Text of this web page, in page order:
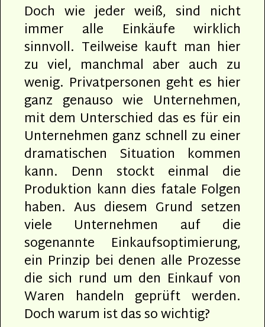
Doch wie jeder weiß, sind nicht
immer alle Einkäufe wirklich
sinnvoll. Teilweise kauft man hier
zu viel, manchmal aber auch zu
wenig. Privatpersonen geht es hier
ganz genauso wie Unternehmen,
mit dem Unterschied das es für ein
Unternehmen ganz schnell zu einer
dramatischen Situation kommen
kann. Denn stockt einmal die
Produktion kann dies fatale Folgen
haben. Aus diesem Grund setzen
viele Unternehmen auf die
sogenannte Einkaufsoptimierung,
ein Prinzip bei denen alle Prozesse
die sich rund um den Einkauf von
Waren handeln geprüft werden.
Doch warum ist das so wichtig?